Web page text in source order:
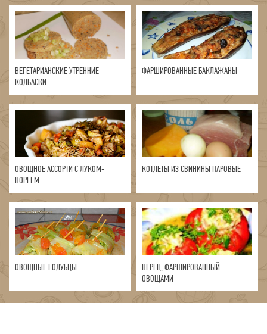
ВЕГЕТАРИАНСКИЕ УТРЕННИЕ
КОЛБАСКИ
ФАРШИРОВАННЫЕ БАКЛАЖАНЫ
ОВОЩНОЕ АССОРТИ С ЛУКОМ-
ПОРЕЕМ
КОТЛЕТЫ ИЗ СВИНИНЫ ПАРОВЫЕ
ОВОЩНЫЕ ГОЛУБЦЫ
ПЕРЕЦ, ФАРШИРОВАННЫЙ
ОВОЩАМИ